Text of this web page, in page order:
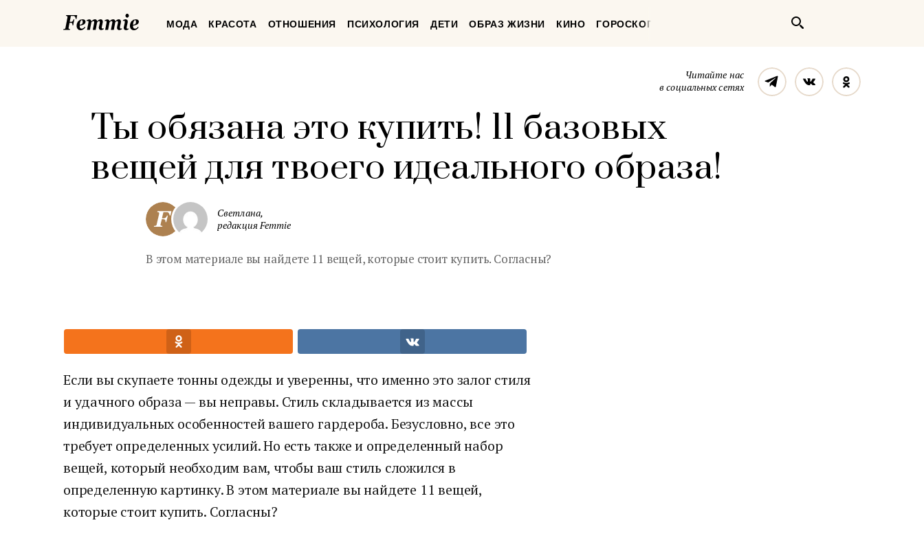
FemmieМОДА КРАСОТА ОТНОШЕНИЯ ПСИХОЛОГИЯ ДЕТИ ОБРАЗ ЖИЗНИ КИНО ГОРОСКОП
Читайте нас
в социальных сетях
ТелеграмВконтакте
Ты обязана это купить! 11 базовых
вещей для твоего идеального образа!
Светлана,
редакция Femmie
В этом материале вы найдете 11 вещей, которые стоит купить. Согласны?
Если вы скупаете тонны одежды и уверенны, что именно это залог стиля
и удачного образа — вы неправы. Стиль складывается из массы
индивидуальных особенностей вашего гардероба. Безусловно, все это
требует определенных усилий. Но есть также и определенный набор
вещей, который необходим вам, чтобы ваш стиль сложился в
определенную картинку. В этом материале вы найдете 11 вещей,
которые стоит купить. Согласны?